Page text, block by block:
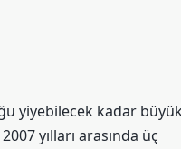
yiyebilecek kadar
yılları arasında üç